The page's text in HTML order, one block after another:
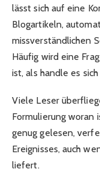
lässt sich auf eine
Blogartikeln,
missverständlichen
Häufig wird eine
ist, als handle es
Viele Leser
Formulierung
genug gelesen,
Ereignisses, auch
liefert.